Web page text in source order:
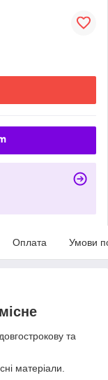
Оплата Умови
та
матеріали.